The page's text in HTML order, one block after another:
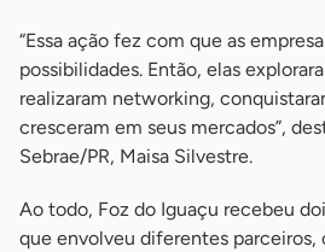
“Essa ação fez com que as
possibilidades. Então, elas
realizaram networking,
cresceram em seus mercados”,
Sebrae/PR, Maisa Silvestre.
Ao todo, Foz do Iguaçu recebeu
que envolveu diferentes parceiros,